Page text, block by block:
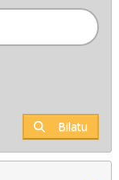
Bilatu